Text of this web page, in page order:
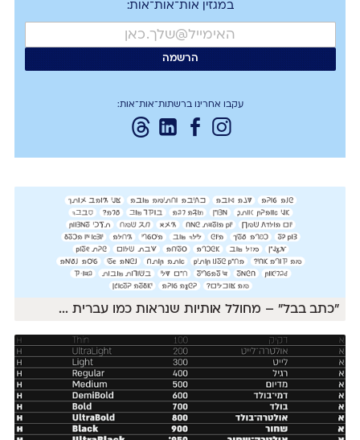
במגזין אות־אות־אות:
עקבו אחרינו ברשתות־אות־אות:
״כתב בבל״ – מחולל אותיות שנראות כמו עברית...